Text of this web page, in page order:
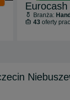
Eurocash
Branża:
43oferty